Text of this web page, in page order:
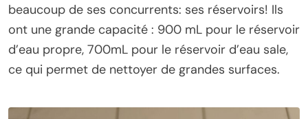
beaucoup de ses concurrents: ses réservoirs! Ils
ont une grande capacité : 900 mL pour le réservoir
d’eau propre, 700mL pour le réservoir d’eau sale,
ce qui permet de nettoyer de grandes surfaces.